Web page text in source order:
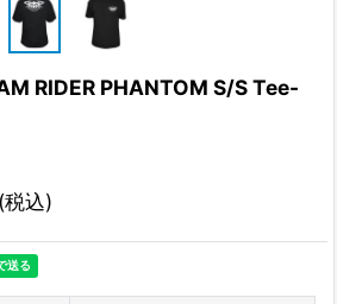
RIDER PHANTOM S/S Tee-
(税込)